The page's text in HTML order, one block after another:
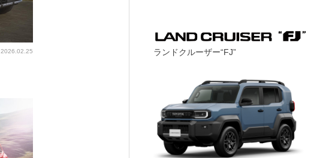
2026.02.25 ランドクルーザー“FJ”